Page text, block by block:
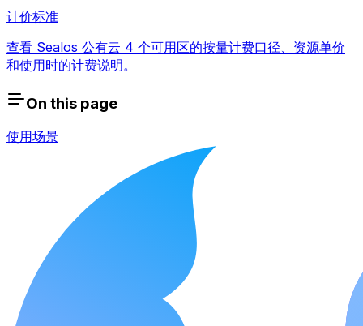
计价标准
查看 Sealos 公有云 4 个可用区的按量计费口径、资源单价
和使用时的计费说明。
On this page
使用场景